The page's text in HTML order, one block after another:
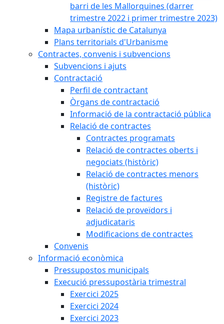
barri de les Mallorquines (darrer
trimestre 2022 i primer trimestre 2023)
Mapa urbanístic de Catalunya
Plans territorials d'Urbanisme
Contractes, convenis i subvencions
Subvencions i ajuts
Contractació
Perfil de contractant
Òrgans de contractació
Informació de la contractació pública
Relació de contractes
Contractes programats
Relació de contractes oberts i
negociats (històric)
Relació de contractes menors
(històric)
Registre de factures
Relació de proveïdors i
adjudicataris
Modificacions de contractes
Convenis
Informació econòmica
Pressupostos municipals
Execució pressupostària trimestral
Exercici 2025
Exercici 2024
Exercici 2023